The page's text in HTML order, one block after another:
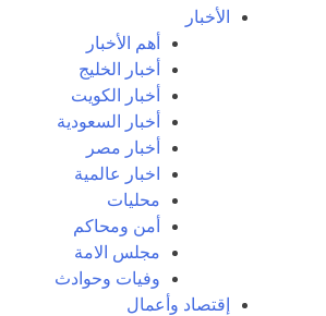
الأخبار
أهم الأخبار
أخبار الخليج
أخبار الكويت
أخبار السعودية
أخبار مصر
اخبار عالمية
محليات
أمن ومحاكم
مجلس الامة
وفيات وحوادث
إقتصاد وأعمال